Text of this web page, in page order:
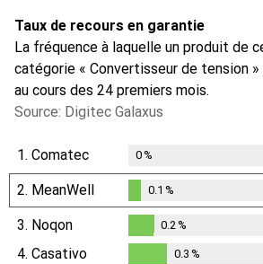
Taux de recours en garantie
La fréquence à laquelle un produit de
catégorie « Convertisseur de tension
au cours des 24 premiers mois.
Source: Digitec Galaxus
1. Comatec 0%
2. MeanWell
0.1%
0.1 %
3. Noqon
0.2%
0.2%
4. Casativo 0.3 %